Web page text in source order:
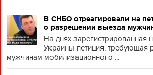
В СНБО отреагировали на
о разрешении выезда
На днях зарегистрированная
Украины петиция, требующая
мужчинам мобилизационного ...